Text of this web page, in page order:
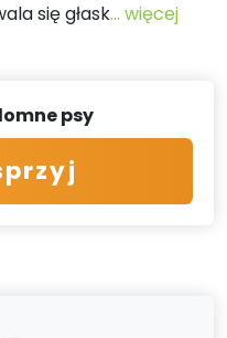
się głask... więcej
psy